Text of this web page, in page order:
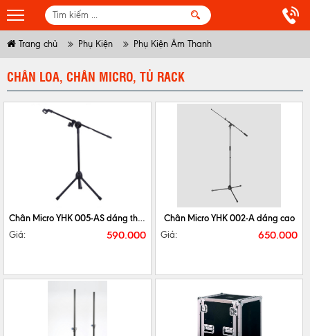
Trang chủ Phụ Kiện Phụ Kiện Âm Thanh
CHÂN LOA, CHÂN MICRO, TỦ RACK
CHI TIẾT MUA NGAY
Chân Micro YHK 005-AS dáng thấp
Giá: 590.000
Chân Micro YHK 002-A dáng cao
Giá: 650.000